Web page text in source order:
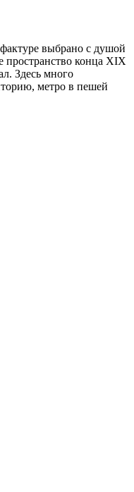
выбрано с душой
конца XIX
Здесь много
метро в пешей